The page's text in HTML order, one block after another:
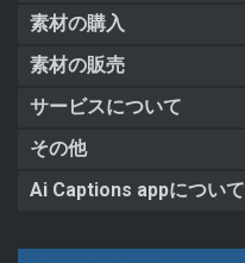
素材の購入
素材の販売
サービスについて
その他
Ai Captions appについて